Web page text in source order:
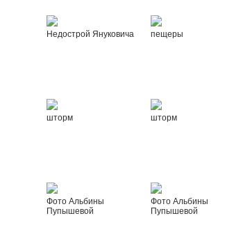
Недострой Януковича пещеры
шторм шторм
Фото Альбины
Пупышевой
Фото Альбины
Пупышевой